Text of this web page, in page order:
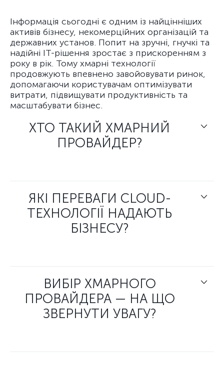
Інформація сьогодні є одним із найцінніших
активів бізнесу, некомерційних організацій та
державних установ. Попит на зручні, гнучкі та
надійні ІТ-рішення зростає з прискоренням з
року в рік. Тому хмарні технології
продовжують впевнено завойовувати ринок,
допомагаючи користувачам оптимізувати
витрати, підвищувати продуктивність та
масштабувати бізнес.
ХТО ТАКИЙ ХМАРНИЙ
ПРОВАЙДЕР?
ЯКІ ПЕРЕВАГИ CLOUD-
ТЕХНОЛОГІЇ НАДАЮТЬ
БІЗНЕСУ?
ВИБІР ХМАРНОГО
ПРОВАЙДЕРА — НА ЩО
ЗВЕРНУТИ УВАГУ?